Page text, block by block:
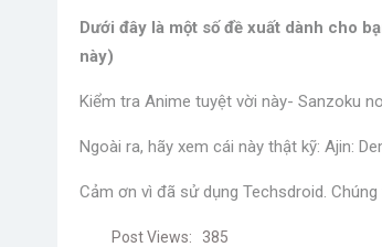
Dưới đây là một số đề xuất dành cho
này)
Kiểm tra Anime tuyệt vời này- Sanzoku
Ngoài ra, hãy xem cái này thật kỹ: Ajin:
Cảm ơn vì đã sử dụng Techsdroid.
Post Views: 385